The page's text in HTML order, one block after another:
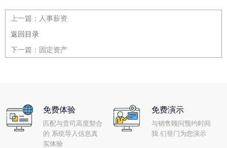
上一篇： 人事薪资
返回目录
下一篇： 固定资产
免费体验
匹配与贵司高度契合
的 系统导入信息真
实体验
免费演示
与销售顾问预约时间
我 们登门为您演示